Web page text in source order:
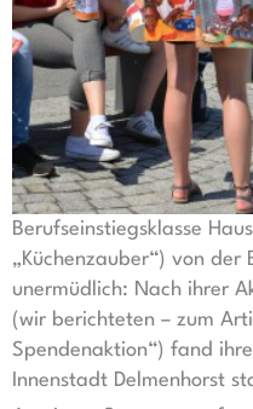
Berufseinstiegsklasse
„Küchenzauber“) von der
unermüdlich: Nach ihrer
(wir berichteten – zum
Spendenaktion“) fand
Innenstadt Delmenhorst